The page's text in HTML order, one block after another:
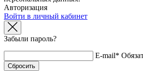
Авторизация
Войти в личный кабинет
Забыли пароль?
E-mail*